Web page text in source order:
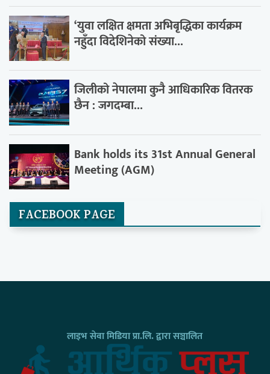
‘युवा लक्षित क्षमता अभिबृद्धिका कार्यक्रम
नहुँदा विदेशिनेको संख्या...
जिलीको नेपालमा कुनै आधिकारिक वितरक
छैन : जगदम्बा...
Bank holds its 31st Annual General
Meeting (AGM)
FACEBOOK PAGE
लाइभ सेवा मिडिया प्रा.लि. द्वारा सञ्चालित